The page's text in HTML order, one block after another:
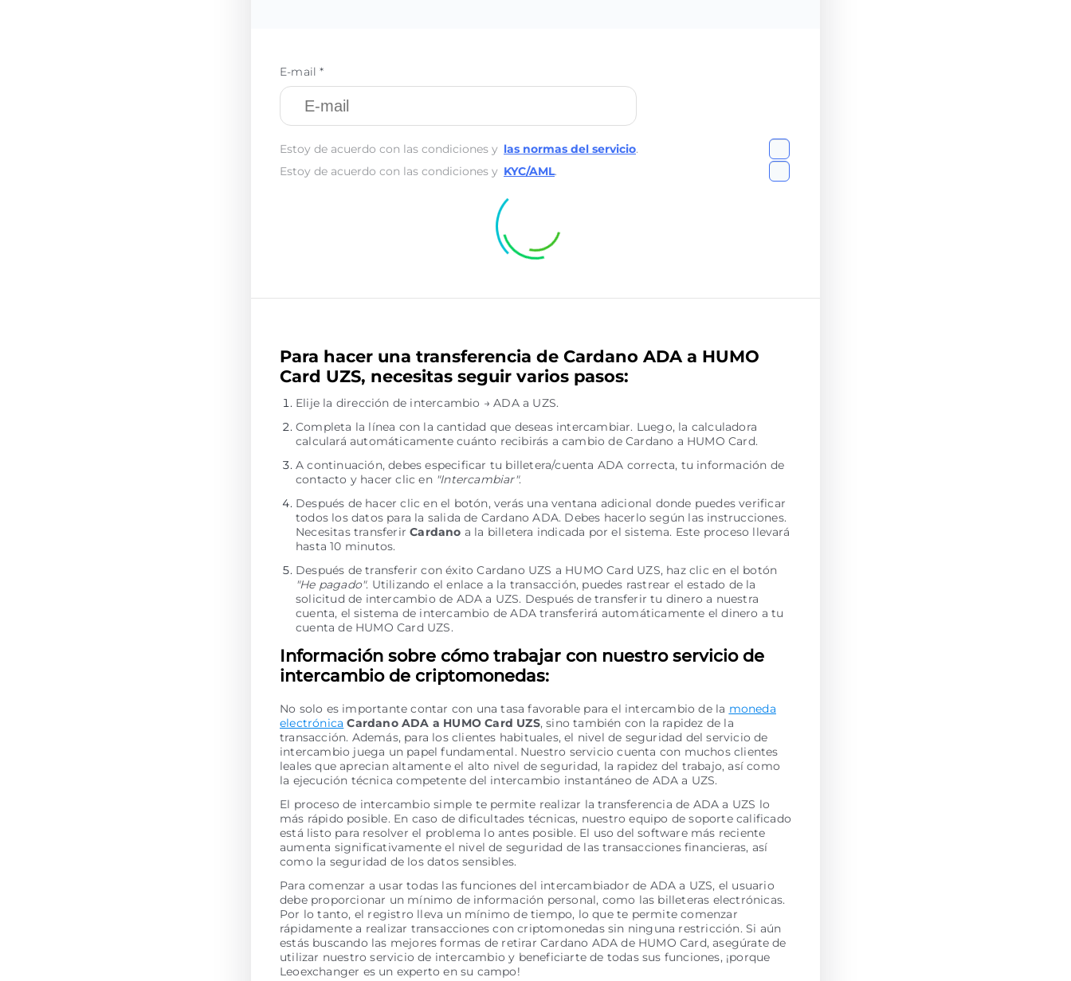
E-mail *
Estoy de acuerdo con las condiciones y las normas del servicio.
Estoy de acuerdo con las condiciones y KYC/AML.
Para hacer una transferencia de Cardano ADA a HUMO
Card UZS, necesitas seguir varios pasos:
Elije la dirección de intercambio → ADA a UZS.
Completa la línea con la cantidad que deseas intercambiar. Luego, la calculadora
calculará automáticamente cuánto recibirás a cambio de Cardano a HUMO Card.
A continuación, debes especificar tu billetera/cuenta ADA correcta, tu información de
contacto y hacer clic en "Intercambiar".
Después de hacer clic en el botón, verás una ventana adicional donde puedes verificar
todos los datos para la salida de Cardano ADA. Debes hacerlo según las instrucciones.
Necesitas transferirCardano a la billetera indicada por el sistema. Este proceso llevará
hasta 10 minutos.
Después de transferir con éxito Cardano UZS a HUMO Card UZS, haz clic en el botón
"He pagado". Utilizando el enlace a la transacción, puedes rastrear el estado de la
solicitud de intercambio de ADA a UZS. Después de transferir tu dinero a nuestra
cuenta, el sistema de intercambio de ADA transferirá automáticamente el dinero a tu
cuenta de HUMO Card UZS.
Información sobre cómo trabajar con nuestro servicio de
intercambio de criptomonedas:
No solo es importante contar con una tasa favorable para el intercambio de la moneda
electrónica Cardano ADA a HUMO Card UZS, sino también con la rapidez de la
transacción. Además, para los clientes habituales, el nivel de seguridad del servicio de
intercambio juega un papel fundamental. Nuestro servicio cuenta con muchos clientes
leales que aprecian altamente el alto nivel de seguridad, la rapidez del trabajo, así como
la ejecución técnica competente del intercambio instantáneo de ADA a UZS.
El proceso de intercambio simple te permite realizar la transferencia de ADA a UZS lo
más rápido posible. En caso de dificultades técnicas, nuestro equipo de soporte calificado
está listo para resolver el problema lo antes posible. El uso del software más reciente
aumenta significativamente el nivel de seguridad de las transacciones financieras, así
como la seguridad de los datos sensibles.
Para comenzar a usar todas las funciones del intercambiador de ADA a UZS, el usuario
debe proporcionar un mínimo de información personal, como las billeteras electrónicas.
Por lo tanto, el registro lleva un mínimo de tiempo, lo que te permite comenzar
rápidamente a realizar transacciones con criptomonedas sin ninguna restricción. Si aún
estás buscando las mejores formas de retirar Cardano ADA de HUMO Card, asegúrate de
utilizar nuestro servicio de intercambio y beneficiarte de todas sus funciones, ¡porque
Leoexchanger es un experto en su campo!